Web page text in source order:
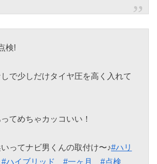
検!
で少しだけタイヤ圧を高く入れて
てめちゃカッコいい！
ってナビ男くんの取付け〜♪#ハリ
#ハイブリッド #一ヶ月 #点検